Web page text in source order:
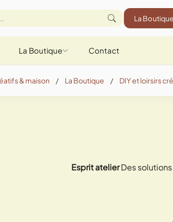
La Boutique
La Boutique Contact
& maison / La Boutique / DIY et loirsirs
Esprit atelier Des